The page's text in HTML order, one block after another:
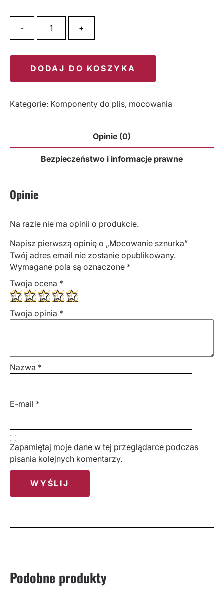
+
-
DODAJ DO KOSZYKA
Kategorie: Komponenty do plis, mocowania
Opinie (0)
Bezpieczeństwo i informacje prawne
Opinie
Na razie nie ma opinii o produkcie.
Napisz pierwszą opinię o „Mocowanie sznurka”
Twój adres email nie zostanie opublikowany.
Wymagane pola są oznaczone *
Twoja ocena *
Twoja opinia *
Nazwa *
E-mail *
Zapamiętaj moje dane w tej przeglądarce podczas
pisania kolejnych komentarzy.
Podobne produkty